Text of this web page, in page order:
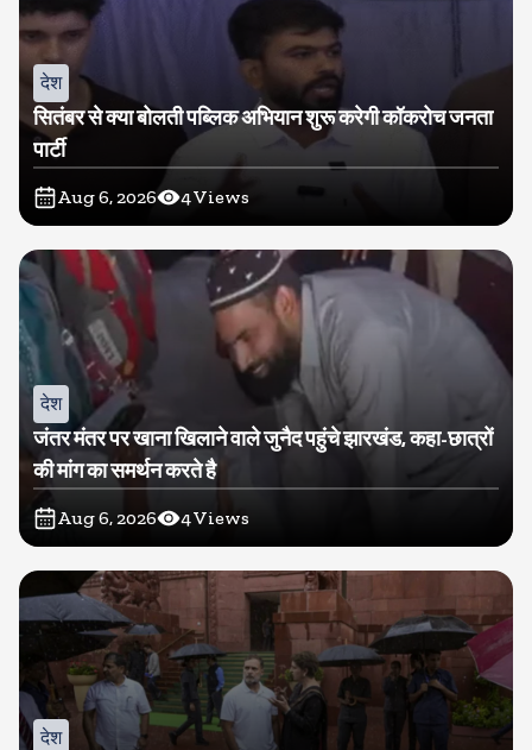
देश
सितंबर से क्या बोलती पब्लिक अभियान शुरू करेगी कॉकरोच जनता
पार्टी
Aug 6, 2026 4Views
देश
जंतर मंतर पर खाना खिलाने वाले जुनैद पहुंचे झारखंड, कहा-छात्रों
की मांग का समर्थन करते है
Aug 6, 2026 4Views
देश